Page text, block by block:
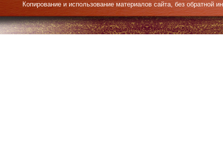
Копирование и использование материалов сайта, без обратной